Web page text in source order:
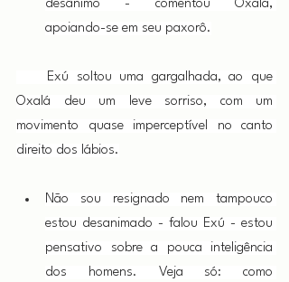
desânimo - comentou Oxalá,
apoiando-se em seu paxorô.
Exú soltou uma gargalhada, ao que
Oxalá deu um leve sorriso, com um
movimento quase imperceptível no canto
direito dos lábios.
Não sou resignado nem tampouco
estou desanimado - falou Exú - estou
pensativo sobre a pouca inteligência
dos homens. Veja só: como